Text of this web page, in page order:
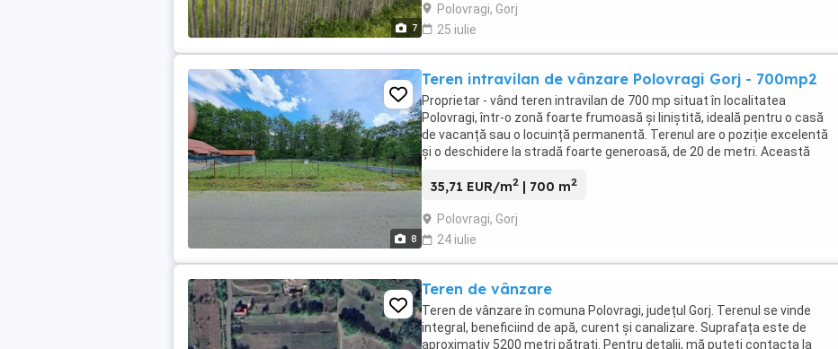
7
Polovragi, Gorj
25 iulie
8
Teren intravilan de vânzare Polovragi Gorj - 700mp2
Proprietar - vând teren intravilan de 700 mp situat în localitatea
Polovragi, într-o zonă foarte frumoasă și liniștită, ideală pentru o casă
de vacanță sau o locuință permanentă. Terenul are o poziție excelentă
și o deschidere la stradă foarte generoasă, de 20 de metri. Această
35,71 EUR/m2 | 700 m2
Polovragi, Gorj
24 iulie
Teren de vânzare
Teren de vânzare în comuna Polovragi, județul Gorj. Terenul se vinde
integral, beneficiind de apă, curent și canalizare. Suprafața este de
aproximativ 5200 metri pătrați. Pentru detalii, mă puteți contacta la